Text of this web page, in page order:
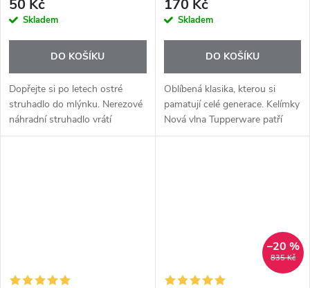
50 Kč
Skladem
DO KOŠÍKU
Dopřejte si po letech ostré
struhadlo do mlýnku. Nerezové
náhradní struhadlo vrátí
vašemu mlýnku na sýr jeho
170 Kč
Skladem
DO KOŠÍKU
Oblíbená klasika, kterou si
pamatují celé generace. Kelímky
Nová vlna Tupperware patří
mezi nejprodávanější a
835 Kč
–20 %